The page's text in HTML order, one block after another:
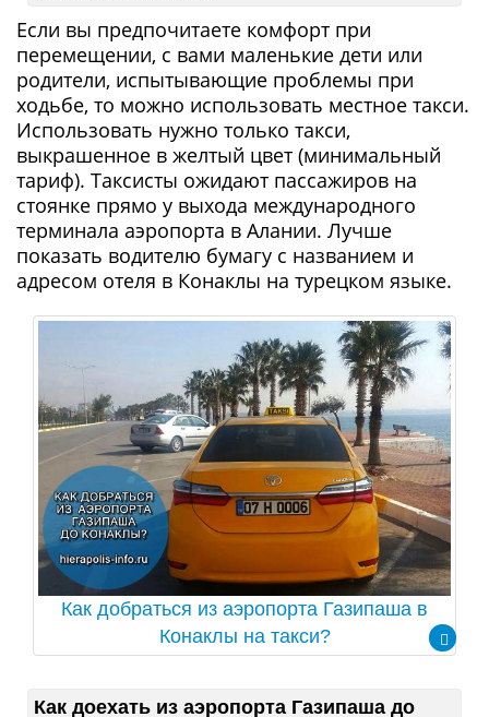
Если вы предпочитаете комфорт при
перемещении, с вами маленькие дети или
родители, испытывающие проблемы при
ходьбе, то можно использовать местное такcи.
Использовать нужно только такси,
выкрашенное в желтый цвет (минимальный
тариф). Таксисты ожидают пассажиров на
стоянке прямо у выхода международного
терминала аэропорта в Алании. Лучше
показать водителю бумагу с названием и
адресом отеля в Конаклы на турецком языке.
Как добраться из аэропорта Газипаша в
Конаклы на такси?
Как доехать из аэропорта Газипаша до